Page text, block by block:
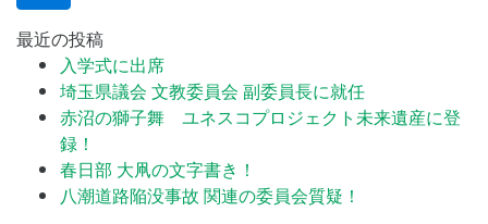
最近の投稿
入学式に出席
埼玉県議会 文教委員会 副委員長に就任
赤沼の獅子舞 ユネスコプロジェクト未来遺産に登
録！
春日部 大凧の文字書き！
八潮道路陥没事故 関連の委員会質疑！